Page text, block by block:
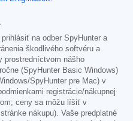
na odber SpyHunter a
škodlivého softvéru a
prostredníctvom nášho
(SpyHunter Basic Windows)
SpyHunter pre Mac) v
registrácie/nákupnej
ceny sa môžu líšiť v
nákupu). Vaše predplatné